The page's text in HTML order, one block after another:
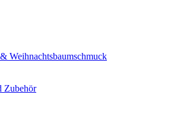
Weihnachtsbaumschmuck
Zubehör